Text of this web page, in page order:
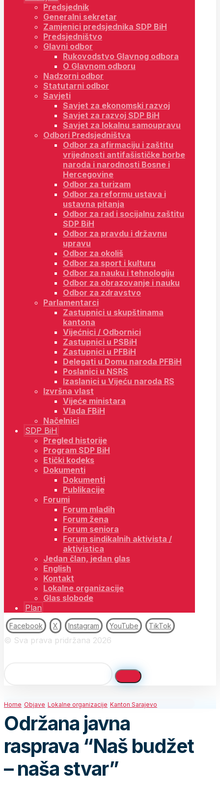
Predsjednik
Generalni sekretar
Zamjenici predsjednika SDP BiH
Predsjedništvo
Glavni odbor
Rukovodstvo Glavnog odbora
O Glavnom odboru
Nadzorni odbor
Statutarni odbor
Savjeti
Savjet za ekonomski razvoj
Savjet za razvoj SDP BiH
Savjet za lokalnu samoupravu
Odbori Predsjedništva
Odbor za afirmaciju i zaštitu
vrijednosti antifašističke borbe
naroda i narodnosti Bosne i
Hercegovine
Odbor za turizam
Odbor za reformu ustava i
ustavna pitanja
Odbor za rad i socijalnu zaštitu
SDP BiH
Odbor za pravdu i državnu
upravu
Odbor za okoliš
Odbor za sport i kulturu
Odbor za nauku i tehnologiju
Odbor za obrazovanje i nauku
Odbor za zdravstvo
Parlamentarci
Zastupnici u skupštinama
kantona
Vijećnici / Odbornici
Zastupnici u PSBiH
Zastupnici u PFBiH
Delegati u Domu naroda PFBiH
Poslanici u NSRS
Izaslanici u Vijeću naroda RS
Izvršna vlast
Vijeće ministara
Vlada FBiH
Načelnici
SDP BiH
Pregled historije
Program SDP BiH
Etički kodeks
Dokumenti
Dokumenti
Publikacije
Forumi
Forum mladih
Forum žena
Forum seniora
Forum sindikalnih aktivista /
aktivistica
Jedan član, jedan glas
English
Kontakt
Lokalne organizacije
Glas slobode
Plan
Facebook X Instagram YouTube TikTok
© Sva prava pridržana 2026
Home Objave Lokalne organizacije Kanton Sarajevo
Održana javna
rasprava “Naš budžet
– naša stvar”